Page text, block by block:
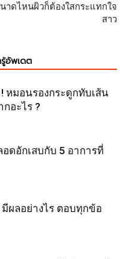
าดไหนผิวก็ต้องใสกระแทกใจ
สาว
รู้อัพเดต
หมอนรองกระดูกทับเส้น
กอะไร ?
ดอักเสบกับ 5 อาการที่
ผลอย่างไร ตอบทุกข้อ